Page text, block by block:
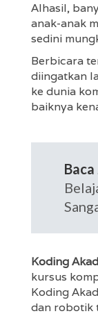
Alhasil,
anak-anak
sedini
Berbicara
diingatkan
ke dunia
baiknya
Baca
Koding
kursus
Koding
dan robotik